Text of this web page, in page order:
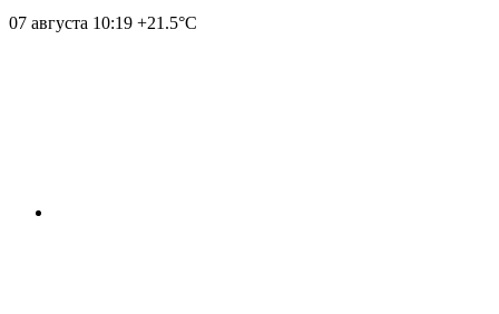
07 августа 10:19 +21.5°С